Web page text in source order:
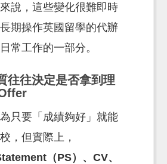
說，這些變化很難即時
期操作英國留學的代辦
常工作的一部分。
往往決定是否拿到理
只要「成績夠好」就能
，但實際上，
（PS）、CV、